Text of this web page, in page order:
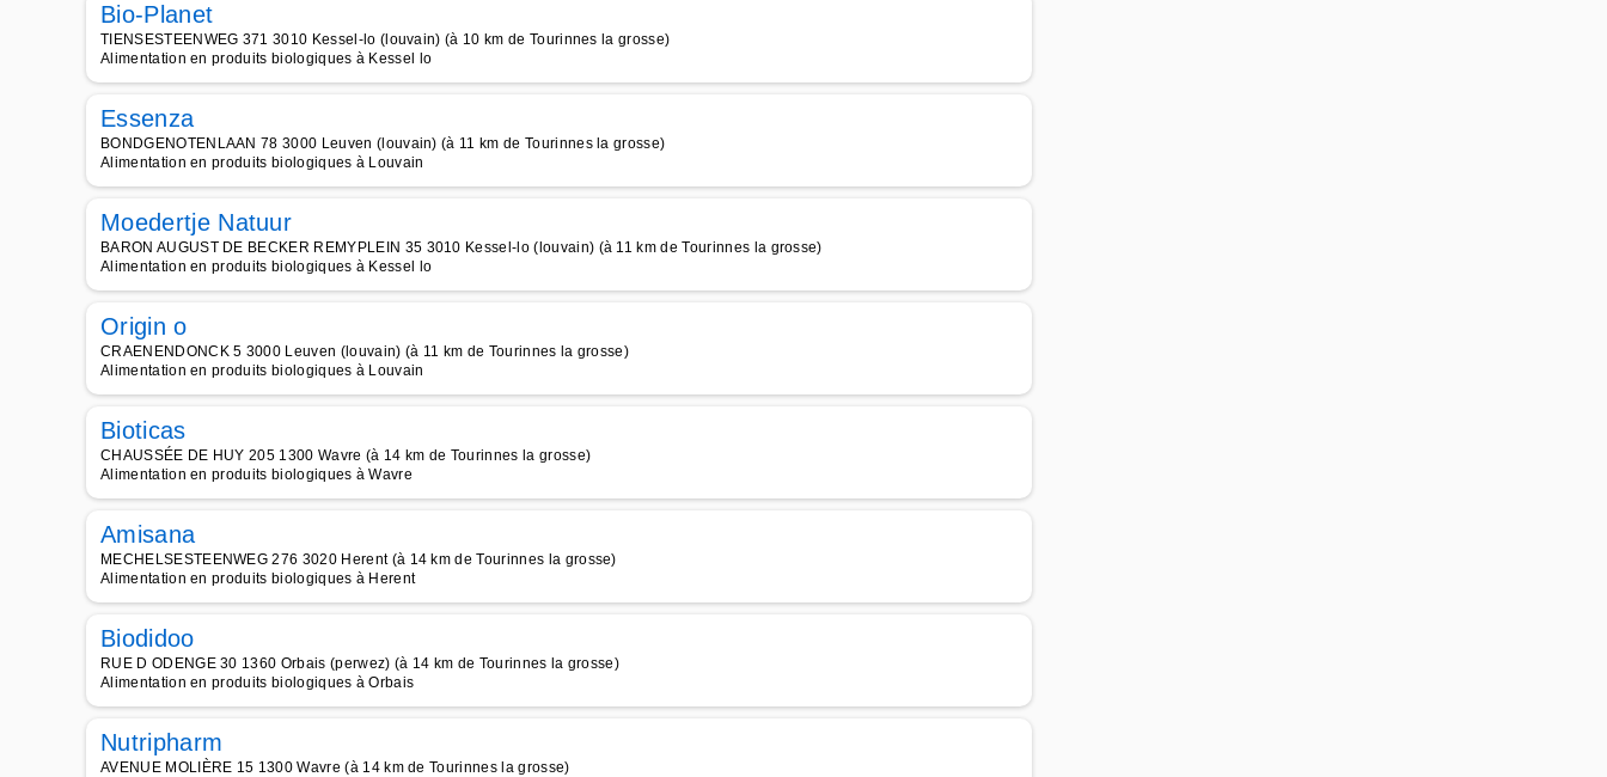
Bio-Planet
TIENSESTEENWEG 371 3010 Kessel-lo (louvain) (à 10 km de Tourinnes la grosse)
Alimentation en produits biologiques à Kessel lo
Essenza
BONDGENOTENLAAN 78 3000 Leuven (louvain) (à 11 km de Tourinnes la grosse)
Alimentation en produits biologiques à Louvain
Moedertje Natuur
BARON AUGUST DE BECKER REMYPLEIN 35 3010 Kessel-lo (louvain) (à 11 km de Tourinnes la grosse)
Alimentation en produits biologiques à Kessel lo
Origin o
CRAENENDONCK 5 3000 Leuven (louvain) (à 11 km de Tourinnes la grosse)
Alimentation en produits biologiques à Louvain
Bioticas
CHAUSSÉE DE HUY 205 1300 Wavre (à 14 km de Tourinnes la grosse)
Alimentation en produits biologiques à Wavre
Amisana
MECHELSESTEENWEG 276 3020 Herent (à 14 km de Tourinnes la grosse)
Alimentation en produits biologiques à Herent
Biodidoo
RUE D ODENGE 30 1360 Orbais (perwez) (à 14 km de Tourinnes la grosse)
Alimentation en produits biologiques à Orbais
Nutripharm
AVENUE MOLIÈRE 15 1300 Wavre (à 14 km de Tourinnes la grosse)